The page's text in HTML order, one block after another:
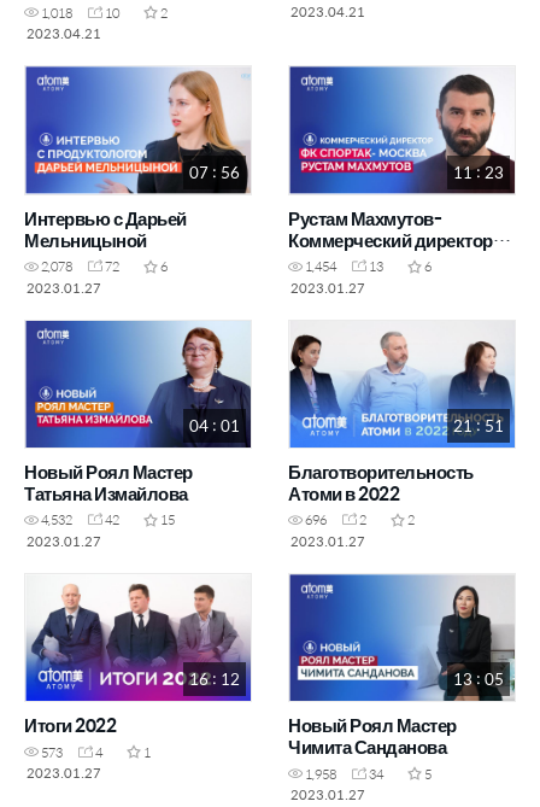
логистики Атоми
1,018 10
2
2023.04.21
2023.04.21
07 : 56
Интервью с Дарьей
Мельницыной
2,078 72
6
2023.01.27
11 : 23
Рустам Махмутов-
Коммерческий директор
ФК &"Спартак-Москва&"
1,454 13
6
2023.01.27
04 : 01
Новый Роял Мастер
Татьяна Измайлова
4,532 42
15
2023.01.27
21 : 51
Благотворительность
Атоми в 2022
696 2
2
2023.01.27
16 : 12
Итоги 2022
573 4
1
2023.01.27
13 : 05
Новый Роял Мастер
Чимита Санданова
1,958 34
5
2023.01.27